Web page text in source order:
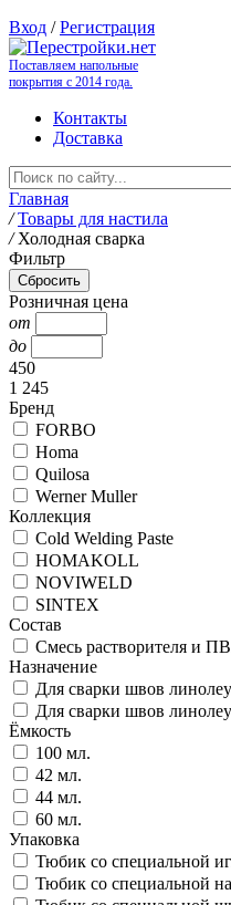
Вход /Регистрация
Поставляем напольные
покрытия с 2014 года.
Контакты
Доставка
Главная
/ Товары для настила
/ Холодная сварка
Фильтр
Розничная цена
от
до
450
1 245
Бренд
FORBO
Homa
Quilosa
Werner Muller
Коллекция
Cold Welding Paste
HOMAKOLL
NOVIWELD
SINTEX
Состав
Смесь растворителя и
Назначение
Для сварки швов
Для сварки швов
Ёмкость
100 мл.
42 мл.
44 мл.
60 мл.
Упаковка
Тюбик со специальной
Тюбик со специальной